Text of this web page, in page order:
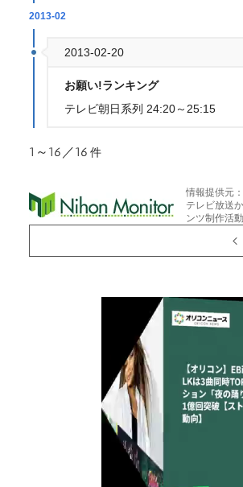
2013-02
2013-02-20
お願い!ランキング
テレビ朝日系列 24:20～25:15
1～16／16 件
情報提供元：
テレビ放送
ンツ制作活